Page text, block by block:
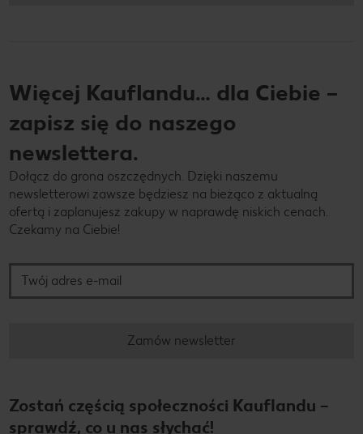
Więcej Kauflandu… dla Ciebie –
zapisz się do naszego
newslettera.
Dołącz do grona oszczędnych. Dzięki naszemu
newsletterowi zawsze będziesz na bieżąco z aktualną
ofertą i zaplanujesz zakupy w naprawdę niskich cenach.
Czekamy na Ciebie!
Zamów newsletter
Zostań częścią społeczności Kauflandu –
sprawdź, co u nas słychać!